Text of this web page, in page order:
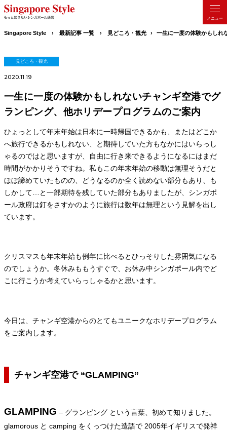
Singapore Style 最新記事 一覧 見どころ・観光 一生に一度の体験かもしれ
見どころ・観光
2020.11.19
一生に一度の体験かもしれないチャンギ空港でグ
ランピング、他ホリデープログラムのご案内
ひょっとして年末年始は日本に一時帰国できるかも、またはどこか
へ旅行できるかもしれない、と期待していた方もなかにはいらっし
ゃるのではと思いますが、自由に行き来できるようになるにはまだ
時間がかかりそうですね。私もこの年末年始の移動は無理そうだと
ほぼ諦めていたものの、どうなるのか全く読めない部分もあり、も
しかして…と一部期待を残していた部分もありましたが、シンガポ
ール政府は釘をさすかのように旅行は数年は無理という見解を出し
ています。
クリスマスも年末年始も例年に比べるとひっそりした雰囲気になる
のでしょうか。冬休みももうすぐで、お休み中シンガポール内でど
こに行こうか考えていらっしゃるかと思います。
今日は、チャンギ空港からのとてもユニークなホリデープログラム
をご案内します。
チャンギ空港で “GLAMPING”
GLAMPING – グランピング という言葉、初めて知りました。
glamorous と camping をくっつけた造語で 2005年イギリスで発祥